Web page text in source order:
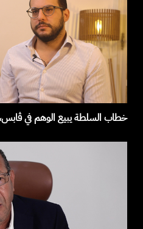
خطاب السلطة يبيع الوهم في